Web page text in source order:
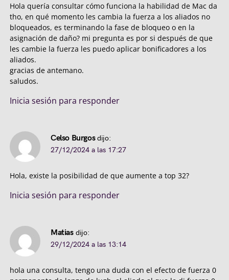
Hola quería consultar cómo funciona la habilidad de Mac da
tho, en qué momento les cambia la fuerza a los aliados no
bloqueados, es terminando la fase de bloqueo o en la
asignación de daño? mi pregunta es por si después de que
les cambie la fuerza les puedo aplicar bonificadores a los
aliados.
gracias de antemano.
saludos.
Inicia sesión para responder
Celso Burgos dijo:
27/12/2024 a las 17:27
Hola, existe la posibilidad de que aumente a top 32?
Inicia sesión para responder
Matias dijo:
29/12/2024 a las 13:14
hola una consulta, tengo una duda con el efecto de fuerza 0